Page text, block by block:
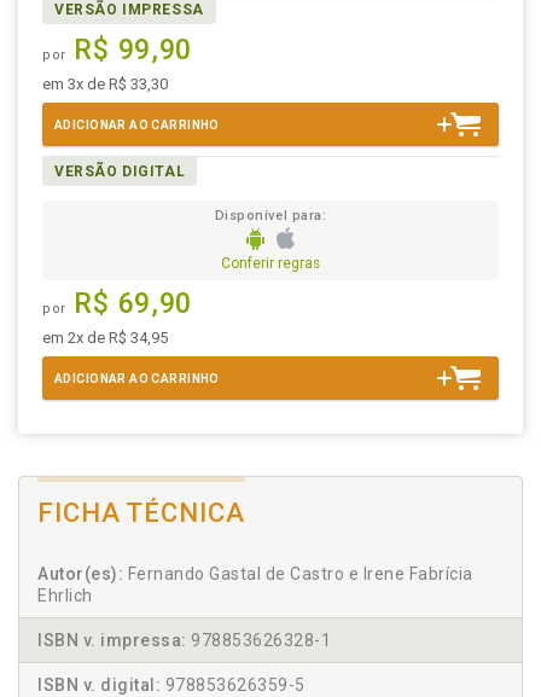
VERSÃO IMPRESSA
por R$ 99,90
em 3x de R$ 33,30
ADICIONAR AO CARRINHO
VERSÃO DIGITAL
Disponível para:
Conferir regras
por R$ 69,90
em 2x de R$ 34,95
ADICIONAR AO CARRINHO
FICHA TÉCNICA
Autor(es): Fernando Gastal de Castro e Irene Fabrícia
Ehrlich
ISBN v. impressa: 978853626328-1
ISBN v. digital: 978853626359-5